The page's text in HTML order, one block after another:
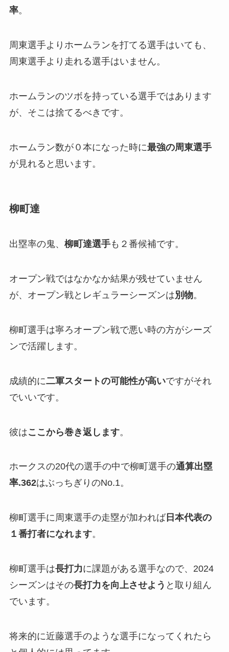
率。
周東選手よりホームランを打てる選手はいても、
周東選手より走れる選手はいません。
ホームランのツボを持っている選手ではあります
が、そこは捨てるべきです。
ホームラン数が０本になった時に最強の周東選手
が見れると思います。
柳町達
出塁率の鬼、 柳町達選手も２番候補です。
オープン戦ではなかなか結果が残せていません
が、オープン戦とレギュラーシーズンは別物。
柳町選手は寧ろオープン戦で悪い時の方がシーズ
ンで活躍します。
成績的に二軍スタートの可能性が高いですがそれ
でいいです。
彼はここから巻き返します。
ホークスの20代の選手の中で柳町選手の通算出塁
率.362はぶっちぎりのNo.1。
柳町選手に周東選手の走塁が加われば日本代表の
１番打者になれます。
柳町選手は長打力に課題がある選手なので、2024
シーズンはその長打力を向上させよう と取り組ん
でいます。
将来的に近藤選手のような選手になってくれたら